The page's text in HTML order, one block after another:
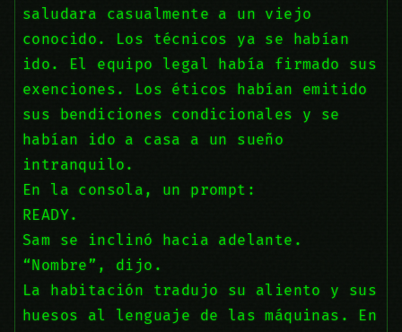
saludara casualmente a un viejo
conocido. Los técnicos ya se habían
ido. El equipo legal había firmado sus
exenciones. Los éticos habían emitido
sus bendiciones condicionales y se
habían ido a casa a un sueño
intranquilo.
En la consola, un prompt:
READY.
Sam se inclinó hacia adelante.
“Nombre”, dijo.
La habitación tradujo su aliento y sus
huesos al lenguaje de las máquinas. En